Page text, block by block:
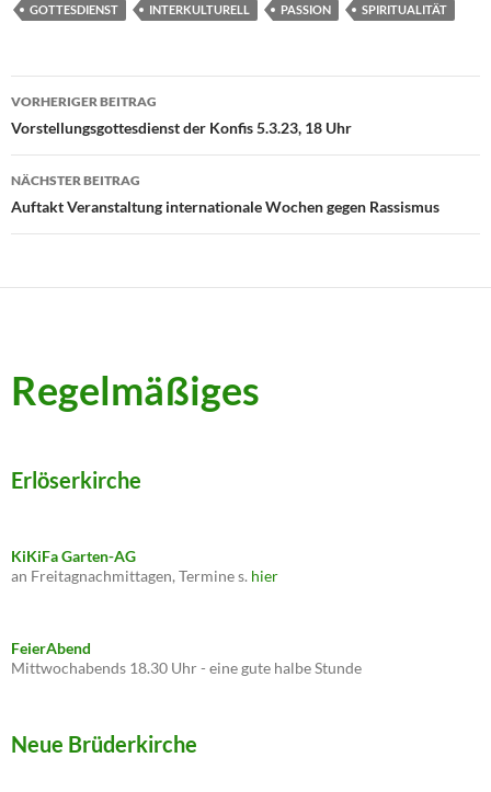
GOTTESDIENST INTERKULTURELL PASSION SPIRITUALITÄT
Beitragsnavigation
VORHERIGER BEITRAG
Vorstellungsgottesdienst der Konfis 5.3.23, 18 Uhr
NÄCHSTER BEITRAG
Auftakt Veranstaltung internationale Wochen gegen Rassismus
Regelmäßiges
Erlöserkirche
KiKiFa Garten-AG
an Freitagnachmittagen, Termine s. hier
FeierAbend
Mittwochabends 18.30 Uhr - eine gute halbe Stunde
Neue Brüderkirche